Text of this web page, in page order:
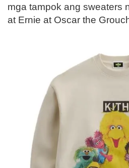
mga tampok ang sweaters
at Ernie at Oscar the